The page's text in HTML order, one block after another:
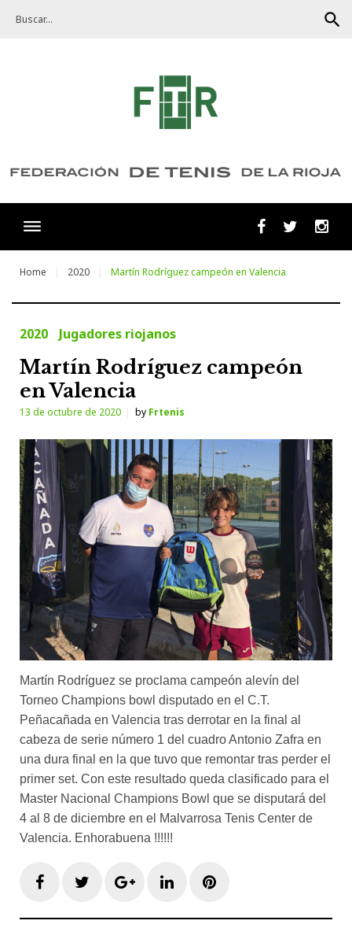
search
FacebookTwitter
Home 2020 Martín Rodríguez campeón en Valencia
2020 Jugadores riojanos
Martín Rodríguez campeón
en Valencia
13 de octubre de 2020 by Frtenis
Martín Rodríguez se proclama campeón alevín del
Torneo Champions bowl disputado en el C.T.
Peñacañada en Valencia tras derrotar en la final al
cabeza de serie número 1 del cuadro Antonio Zafra en
una dura final en la que tuvo que remontar tras perder el
primer set. Con este resultado queda clasificado para el
Master Nacional Champions Bowl que se disputará del
4 al 8 de diciembre en el Malvarrosa Tenis Center de
Valencia. Enhorabuena !!!!!!
FacebookTwitterGoogle+LinkedInPinterest